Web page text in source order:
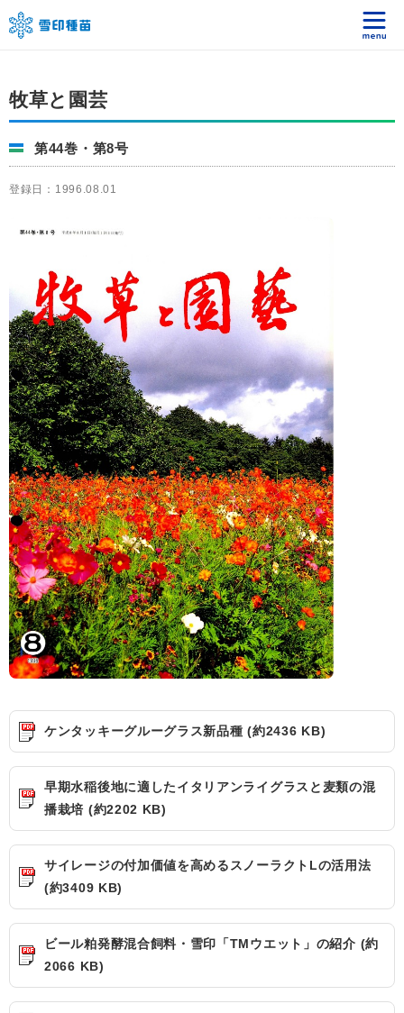
牧草と園芸
第44巻・第8号
登録日：1996.08.01
ケンタッキーグルーグラス新品種 (約2436 KB)
早期水稲後地に適したイタリアンライグラスと麦類の混
播栽培 (約2202 KB)
サイレージの付加価値を高めるスノーラクトLの活用法
(約3409 KB)
ビール粕発酵混合飼料・雪印「TMウエット」の紹介 (約
2066 KB)